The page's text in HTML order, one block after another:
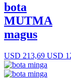
bota
MUTMA
magus
USD 213,69 USD